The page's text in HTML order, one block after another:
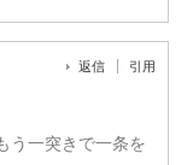
返信 引用
う一突きで一条を